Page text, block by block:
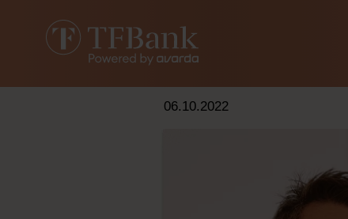
06.10.2022